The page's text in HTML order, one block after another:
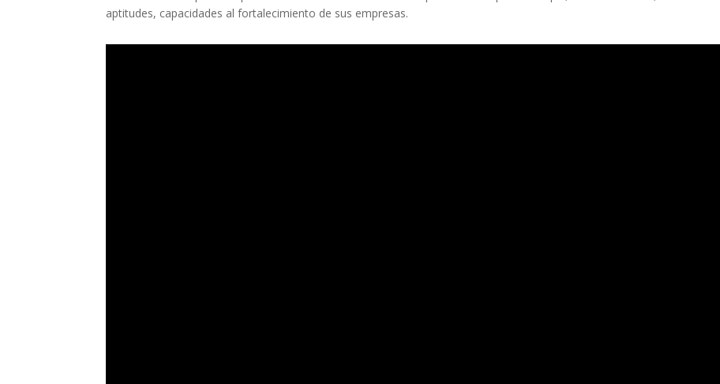
aptitudes, capacidades al fortalecimiento de sus empresas.